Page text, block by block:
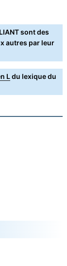
sont des
autres par leur
Ldu lexique du